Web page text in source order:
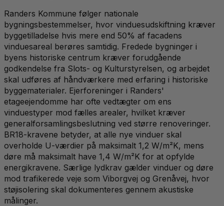
Randers Kommune følger nationale
bygningsbestemmelser, hvor vinduesudskiftning kræver
byggetilladelse hvis mere end 50% af facadens
vinduesareal berøres samtidig. Fredede bygninger i
byens historiske centrum kræver forudgående
godkendelse fra Slots- og Kulturstyrelsen, og arbejdet
skal udføres af håndværkere med erfaring i historiske
byggematerialer. Ejerforeninger i Randers'
etageejendomme har ofte vedtægter om ens
vinduestyper mod fælles arealer, hvilket kræver
generalforsamlingsbeslutning ved større renoveringer.
BR18-kravene betyder, at alle nye vinduer skal
overholde U-værdier på maksimalt 1,2 W/m²K, mens
døre må maksimalt have 1,4 W/m²K for at opfylde
energikravene. Særlige lydkrav gælder vinduer og døre
mod trafikerede veje som Viborgvej og Grenåvej, hvor
støjisolering skal dokumenteres gennem akustiske
målinger.